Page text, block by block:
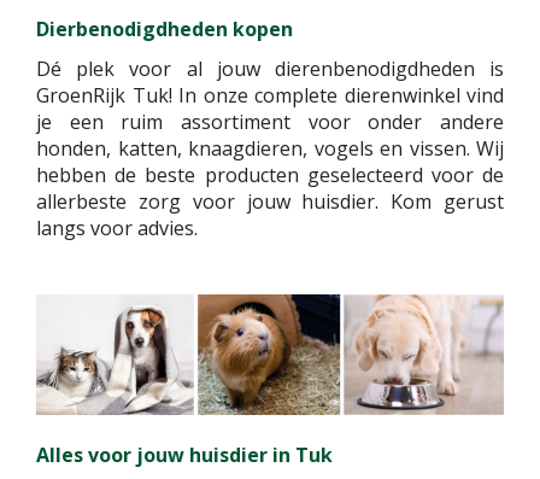
Dierbenodigdheden kopen
Dé plek voor al jouw dierenbenodigdheden is
GroenRijk Tuk! In onze complete dierenwinkel vind
je een ruim assortiment voor onder andere
honden, katten, knaagdieren, vogels en vissen. Wij
hebben de beste producten geselecteerd voor de
allerbeste zorg voor jouw huisdier. Kom gerust
langs voor advies.
Alles voor jouw huisdier in Tuk